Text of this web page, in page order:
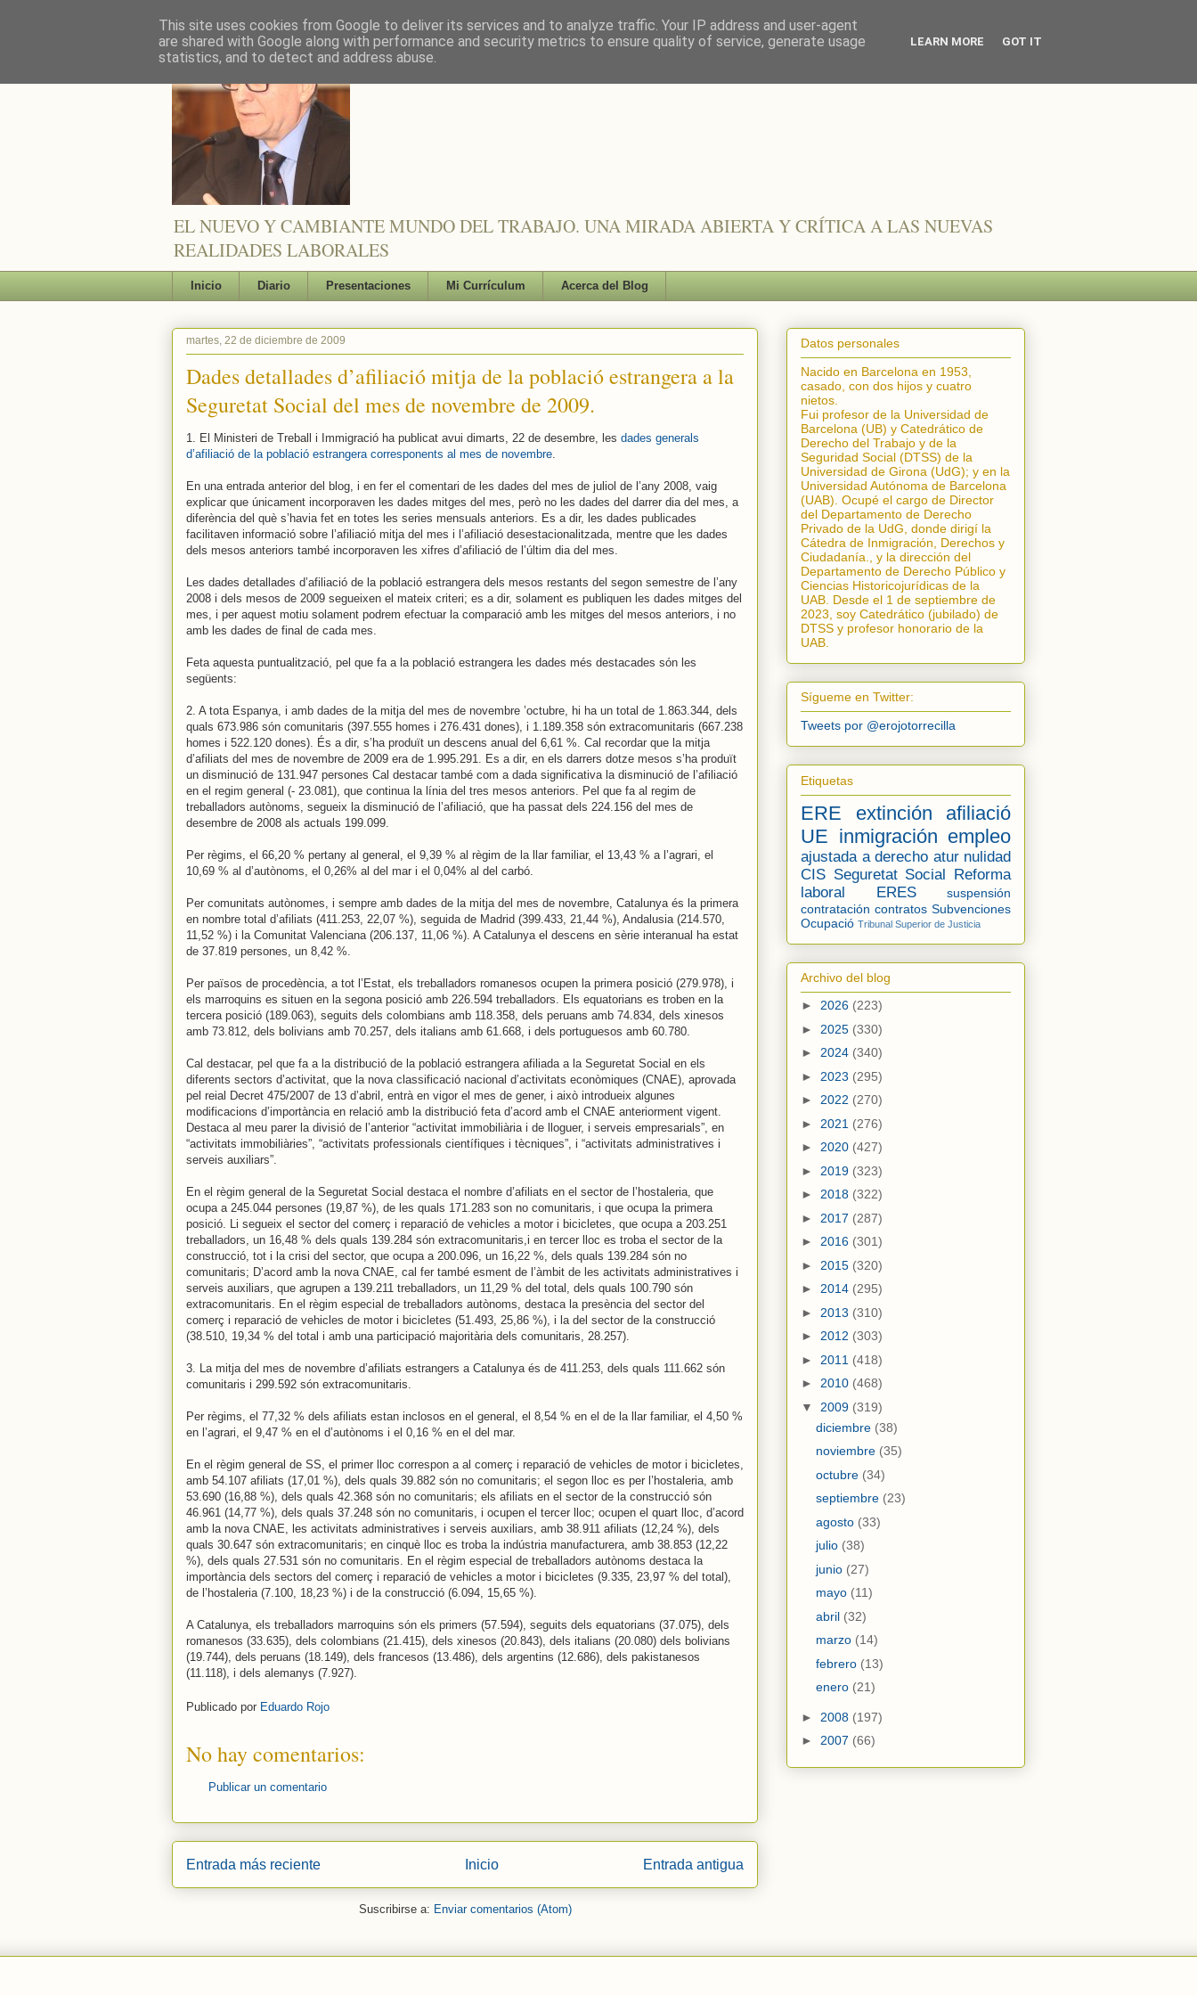
EL NUEVO Y CAMBIANTE MUNDO DEL TRABAJO. UNA MIRADA ABIERTA Y CRÍTICA A LAS NUEVAS
REALIDADES LABORALES
Inicio Diario Presentaciones Mi Currículum Acerca del Blog
martes, 22 de diciembre de 2009
Dades detallades d’afiliació mitja de la població estrangera a la
Seguretat Social del mes de novembre de 2009.
1. El Ministeri de Treball i Immigració ha publicat avui dimarts, 22 de desembre, les dades generals
d’afiliació de la població estrangera corresponents al mes de novembre
En una entrada anterior del blog, i en fer el comentari de les dades del mes de juliol de l’any 2008, vaig
explicar que únicament incorporaven les dades mitges del mes, però no les dades del darrer dia del mes, a
diferència del què s’havia fet en totes les series mensuals anteriors. Es a dir, les dades publicades
facilitaven informació sobre l’afiliació mitja del mes i l’afiliació desestacionalitzada, mentre que les dades
dels mesos anteriors també incorporaven les xifres d’afiliació de l’últim dia del mes.
Les dades detallades d’afiliació de la població estrangera dels mesos restants del segon semestre de l’any
2008 i dels mesos de 2009 segueixen el mateix criteri; es a dir, solament es publiquen les dades mitges del
mes, i per aquest motiu solament podrem efectuar la comparació amb les mitges del mesos anteriors, i no
amb les dades de final de cada mes.
Feta aquesta puntualització, pel que fa a la població estrangera les dades més destacades són les
següents:
2. A tota Espanya, i amb dades de la mitja del mes de novembre ’octubre, hi ha un total de 1.863.344, dels
quals 673.986 són comunitaris (397.555 homes i 276.431 dones), i 1.189.358 són extracomunitaris (667.238
homes i 522.120 dones). És a dir, s’ha produït un descens anual del 6,61 %. Cal recordar que la mitja
d’afiliats del mes de novembre de 2009 era de 1.995.291. Es a dir, en els darrers dotze mesos s’ha produït
un disminució de 131.947 persones Cal destacar també com a dada significativa la disminució de l’afiliació
en el regim general (- 23.081), que continua la línia del tres mesos anteriors. Pel que fa al regim de
treballadors autònoms, segueix la disminució de l’afiliació, que ha passat dels 224.156 del mes de
desembre de 2008 als actuals 199.099.
Per règims, el 66,20 % pertany al general, el 9,39 % al règim de la llar familiar, el 13,43 % a l’agrari, el
10,69 % al d’autònoms, el 0,26% al del mar i el 0,04% al del carbó.
Per comunitats autònomes, i sempre amb dades de la mitja del mes de novembre, Catalunya és la primera
en nombre total d’afiliats (411.253, 22,07 %), seguida de Madrid (399.433, 21,44 %), Andalusia (214.570,
11,52 %) i la Comunitat Valenciana (206.137, 11,06 %). A Catalunya el descens en sèrie interanual ha estat
de 37.819 persones, un 8,42 %.
Per països de procedència, a tot l’Estat, els treballadors romanesos ocupen la primera posició (279.978), i
els marroquins es situen en la segona posició amb 226.594 treballadors. Els equatorians es troben en la
tercera posició (189.063), seguits dels colombians amb 118.358, dels peruans amb 74.834, dels xinesos
amb 73.812, dels bolivians amb 70.257, dels italians amb 61.668, i dels portuguesos amb 60.780.
Cal destacar, pel que fa a la distribució de la població estrangera afiliada a la Seguretat Social en els
diferents sectors d’activitat, que la nova classificació nacional d’activitats econòmiques (CNAE), aprovada
pel reial Decret 475/2007 de 13 d’abril, entrà en vigor el mes de gener, i això introdueix algunes
modificacions d’importància en relació amb la distribució feta d’acord amb el CNAE anteriorment vigent.
Destaca al meu parer la divisió de l’anterior “activitat immobiliària i de lloguer, i serveis empresarials”, en
“activitats immobiliàries”, “activitats professionals científiques i tècniques”, i “activitats administratives i
serveis auxiliars”.
En el règim general de la Seguretat Social destaca el nombre d’afiliats en el sector de l’hostaleria, que
ocupa a 245.044 persones (19,87 %), de les quals 171.283 son no comunitaris, i que ocupa la primera
posició. Li segueix el sector del comerç i reparació de vehicles a motor i bicicletes, que ocupa a 203.251
treballadors, un 16,48 % dels quals 139.284 són extracomunitaris,i en tercer lloc es troba el sector de la
construcció, tot i la crisi del sector, que ocupa a 200.096, un 16,22 %, dels quals 139.284 són no
comunitaris; D’acord amb la nova CNAE, cal fer també esment de l’àmbit de les activitats administratives i
serveis auxiliars, que agrupen a 139.211 treballadors, un 11,29 % del total, dels quals 100.790 són
extracomunitaris. En el règim especial de treballadors autònoms, destaca la presència del sector del
comerç i reparació de vehicles de motor i bicicletes (51.493, 25,86 %), i la del sector de la construcció
(38.510, 19,34 % del total i amb una participació majoritària dels comunitaris, 28.257).
3. La mitja del mes de novembre d’afiliats estrangers a Catalunya és de 411.253, dels quals 111.662 són
comunitaris i 299.592 són extracomunitaris.
Per règims, el 77,32 % dels afiliats estan inclosos en el general, el 8,54 % en el de la llar familiar, el 4,50 %
en l’agrari, el 9,47 % en el d’autònoms i el 0,16 % en el del mar.
En el règim general de SS, el primer lloc correspon a al comerç i reparació de vehicles de motor i bicicletes,
amb 54.107 afiliats (17,01 %), dels quals 39.882 són no comunitaris; el segon lloc es per l’hostaleria, amb
53.690 (16,88 %), dels quals 42.368 són no comunitaris; els afiliats en el sector de la construcció són
46.961 (14,77 %), dels quals 37.248 són no comunitaris, i ocupen el tercer lloc; ocupen el quart lloc, d’acord
amb la nova CNAE, les activitats administratives i serveis auxiliars, amb 38.911 afiliats (12,24 %), dels
quals 30.647 són extracomunitaris; en cinquè lloc es troba la indústria manufacturera, amb 38.853 (12,22
%), dels quals 27.531 són no comunitaris. En el règim especial de treballadors autònoms destaca la
importància dels sectors del comerç i reparació de vehicles a motor i bicicletes (9.335, 23,97 % del total),
de l’hostaleria (7.100, 18,23 %) i de la construcció (6.094, 15,65 %).
A Catalunya, els treballadors marroquins són els primers (57.594), seguits dels equatorians (37.075), dels
romanesos (33.635), dels colombians (21.415), dels xinesos (20.843), dels italians (20.080) dels bolivians
(19.744), dels peruans (18.149), dels francesos (13.486), dels argentins (12.686), dels pakistanesos
(11.118), i dels alemanys (7.927).
Publicado por Eduardo Rojo
No hay comentarios:
Publicar un comentario
Entrada más reciente Entrada antigua
Inicio
Suscribirse a: Enviar comentarios (Atom)
Datos personales
Nacido en Barcelona en 1953,
casado, con dos hijos y cuatro
nietos.
Fui profesor de la Universidad de
Barcelona (UB) y Catedrático de
Derecho del Trabajo y de la
Seguridad Social (DTSS) de la
Universidad de Girona (UdG); y en la
Universidad Autónoma de Barcelona
(UAB). Ocupé el cargo de Director
del Departamento de Derecho
Privado de la UdG, donde dirigí la
Cátedra de Inmigración, Derechos y
Ciudadanía.
, y la dirección del
Departamento de Derecho Público y
Ciencias Historicojurídicas de la
UAB. Desde el 1 de septiembre de
2023, soy Catedrático (jubilado) de
DTSS y profesor honorario de la
UAB.
Sígueme en Twitter:
Tweets por @erojotorrecilla
Etiquetas
ERE extinción
afiliació
UE inmigración empleo
ajustada a derecho atur nulidad
CIS Seguretat Social Reforma
laboral
ERES
suspensión
contratación contratos Subvenciones
Ocupació Tribunal Superior de Justicia
Archivo del blog
► 2026 (223)
► 2025 (330)
► 2024 (340)
► 2023 (295)
► 2022 (270)
► 2021 (276)
► 2020 (427)
► 2019 (323)
► 2018 (322)
► 2017 (287)
► 2016 (301)
► 2015 (320)
► 2014 (295)
► 2013 (310)
► 2012 (303)
► 2011 (418)
► 2010 (468)
▼ 2009 (319)
diciembre (38)
noviembre (35)
octubre (34)
septiembre (23)
agosto (33)
julio (38)
junio (27)
mayo (11)
abril (32)
marzo (14)
febrero (13)
enero (21)
► 2008 (197)
► 2007 (66)
This site uses cookies from Google to deliver its services and to analyze traffic. Your IP address and user-agent
are shared with Google along with performance and security metrics to ensure quality of service, generate usage
statistics, and to detect and address abuse.
LEARN MORE GOT IT